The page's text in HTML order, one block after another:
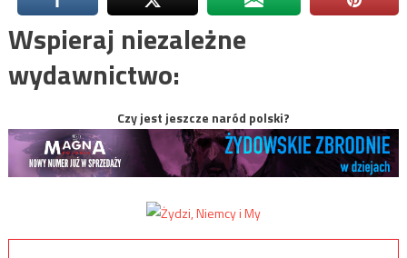
Wspieraj niezależne
wydawnictwo:
Czy jest jeszcze naród polski?